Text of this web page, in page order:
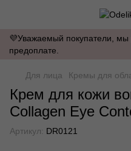
💜Уважаемый покупатели, мы
предоплате.
Для лица Кремы для
Крем для кожи
Collagen Eye
Артикул: DR0121